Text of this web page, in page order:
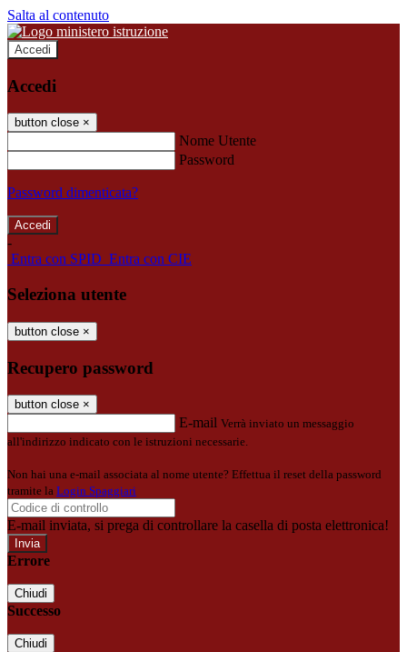
Salta al contenuto
Accedi
Accedi
button close ×
Nome Utente
Password
Password dimenticata?
-
Entra con SPID Entra con CIE
Seleziona utente
button close ×
Recupero password
button close ×
E-mail Verrà inviato un messaggio
all'indirizzo indicato con le istruzioni necessarie.
Non hai una e-mail associata al nome utente? Effettua il reset della password
tramite la Login Spaggiari
E-mail inviata, si prega di controllare la casella di posta elettronica!
Errore
Chiudi
Successo
Chiudi